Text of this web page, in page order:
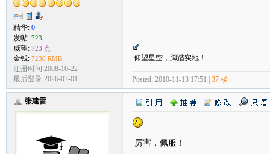
精华: 0
发帖: 723
威望: 723 点
金钱: 7230 RMB
注册时间:2008-10-22
最后登录:2026-07-01
仰望星空，脚踏实地！
Posted: 2010-11-13 17:51 | 37 楼
张建雷
厉害，佩服！